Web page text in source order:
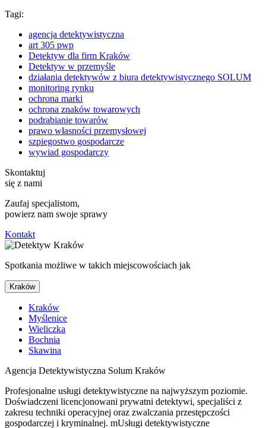
Tagi:
agencja detektywistyczna
art 305 pwp
Detektyw dla firm Kraków
Detektyw w przemyśle
działania detektywów z biura detektywistycznego SOLUM
monitoring rynku
ochrona marki
ochrona znaków towarowych
podrabianie towarów
prawo własności przemysłowej
szpiegostwo gospodarcze
wywiad gospodarczy
Skontaktuj
się z nami
Zaufaj specjalistom,
powierz nam swoje sprawy
Kontakt
Spotkania możliwe w takich miejscowościach jak
Kraków
Kraków
Myślenice
Wieliczka
Bochnia
Skawina
Agencja Detektywistyczna Solum Kraków
Profesjonalne usługi detektywistyczne na najwyższym poziomie.
Doświadczeni licencjonowani prywatni detektywi, specjaliści z
zakresu techniki operacyjnej oraz zwalczania przestępczości
gospodarczej i kryminalnej. mUsługi detektywistyczne